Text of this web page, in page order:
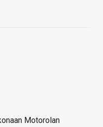
Motorolan